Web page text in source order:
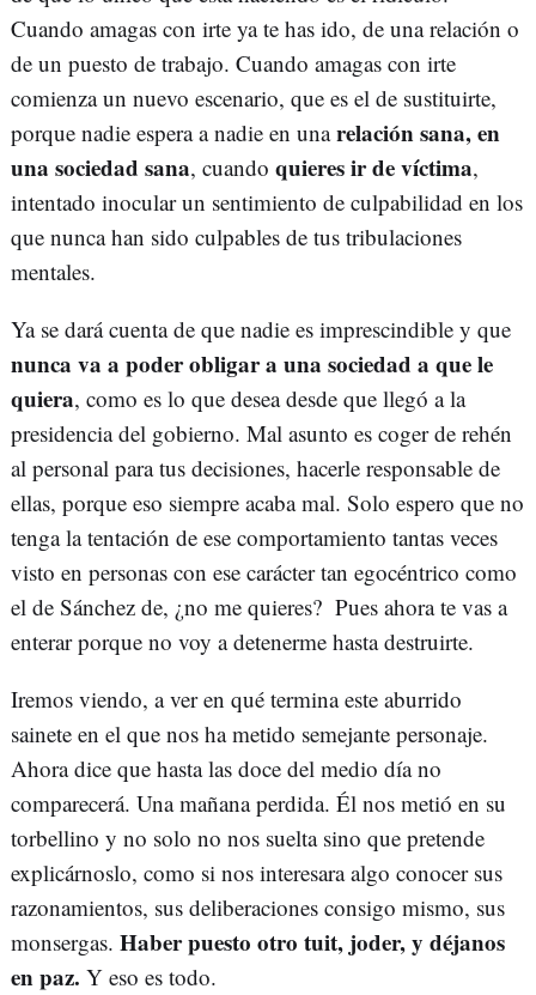
Cuando amagas con irte ya te has ido, de una relación o
de un puesto de trabajo. Cuando amagas con irte
comienza un nuevo escenario, que es el de sustituirte,
porque nadie espera a nadie en unarelación sana, en
una sociedad sana, cuando quieres ir de víctima,
intentado inocular un sentimiento de culpabilidad en los
que nunca han sido culpables de tus tribulaciones
mentales.
Ya se dará cuenta de que nadie es imprescindible y que
nunca va a poder obligar a una sociedad a que le
quiera, como es lo que desea desde que llegó a la
presidencia del gobierno. Mal asunto es coger de rehén
al personal para tus decisiones, hacerle responsable de
ellas, porque eso siempre acaba mal. Solo espero que no
tenga la tentación de ese comportamiento tantas veces
visto en personas con ese carácter tan egocéntrico como
el de Sánchez de, ¿no me quieres? Pues ahora te vas a
enterar porque no voy a detenerme hasta destruirte.
Iremos viendo, a ver en qué termina este aburrido
sainete en el que nos ha metido semejante personaje.
Ahora dice que hasta las doce del medio día no
comparecerá. Una mañana perdida. Él nos metió en su
torbellino y no solo no nos suelta sino que pretende
explicárnoslo, como si nos interesara algo conocer sus
razonamientos, sus deliberaciones consigo mismo, sus
monsergas. Haber puesto otro tuit, joder, y déjanos
en paz. Y eso es todo.